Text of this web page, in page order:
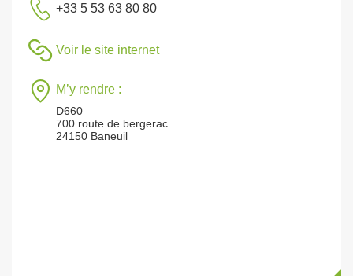
+33 5 53 63 80 80
Voir le site internet
M’y rendre :
D660
700 route de bergerac
24150 Baneuil